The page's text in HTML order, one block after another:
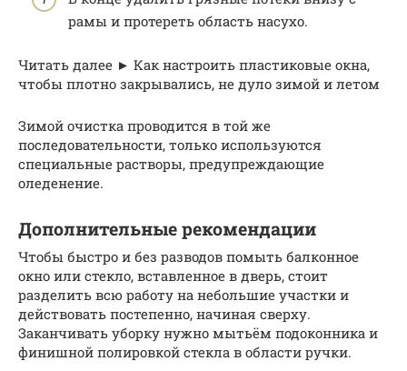
рамы и протереть область насухо.
Читать далее ► Как настроить пластиковые окна,
чтобы плотно закрывались, не дуло зимой и летом
Зимой очистка проводится в той же
последовательности, только используются
специальные растворы, предупреждающие
оледенение.
Дополнительные рекомендации
Чтобы быстро и без разводов помыть балконное
окно или стекло, вставленное в дверь, стоит
разделить всю работу на небольшие участки и
действовать постепенно, начиная сверху.
Заканчивать уборку нужно мытьём подоконника и
финишной полировкой стекла в области ручки.